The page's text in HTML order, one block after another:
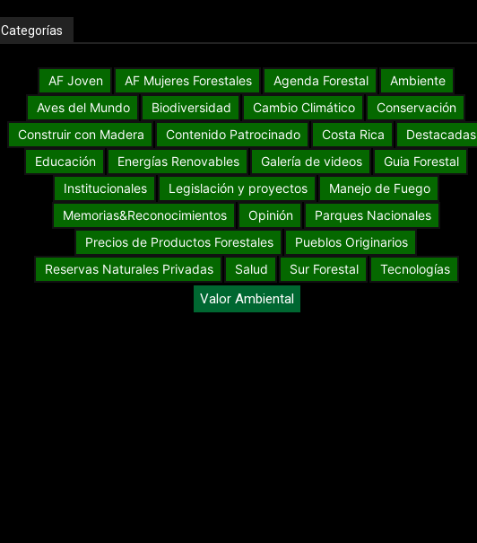
Categorías
AF Joven AF Mujeres Forestales Agenda Forestal
Ambiente
Aves del Mundo
Biodiversidad Cambio Climático
Conservación
Construir con Madera
Contenido Patrocinado Costa Rica
Destacadas
Educación
Energías Renovables Galería de videos
Guia Forestal
Institucionales
Legislación y proyectos
Manejo de Fuego
Memorias&Reconocimientos
Opinión
Parques Nacionales
Precios de Productos Forestales
Pueblos Originarios
Reservas Naturales Privadas
Salud Sur Forestal Tecnologías
Valor Ambiental